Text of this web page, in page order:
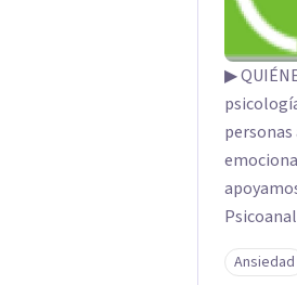
▶
Ansiedad